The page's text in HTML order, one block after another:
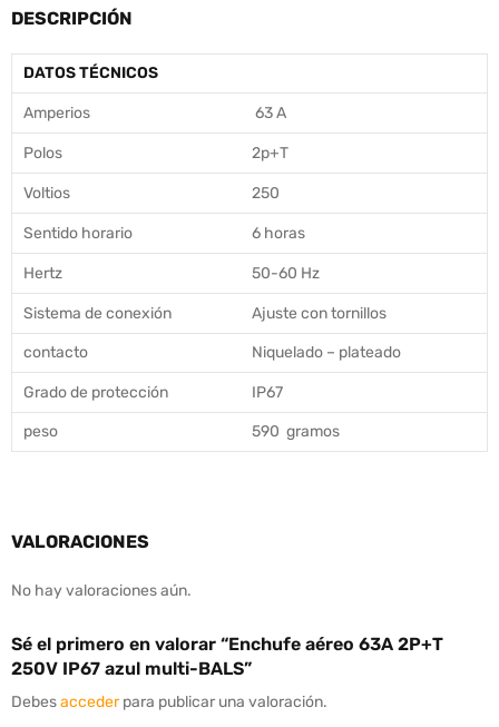
DESCRIPCIÓN
DATOS TÉCNICOS
Amperios 63 A
Polos 2p+T
Voltios 250
Sentido horario 6 horas
Hertz 50-60 Hz
Sistema de conexión Ajuste con tornillos
contacto Niquelado – plateado
Grado de protección IP67
peso 590 gramos
VALORACIONES
No hay valoraciones aún.
Sé el primero en valorar “Enchufe aéreo 63A 2P+T
250V IP67 azul multi-BALS”
Debesaccederpara publicar una valoración.